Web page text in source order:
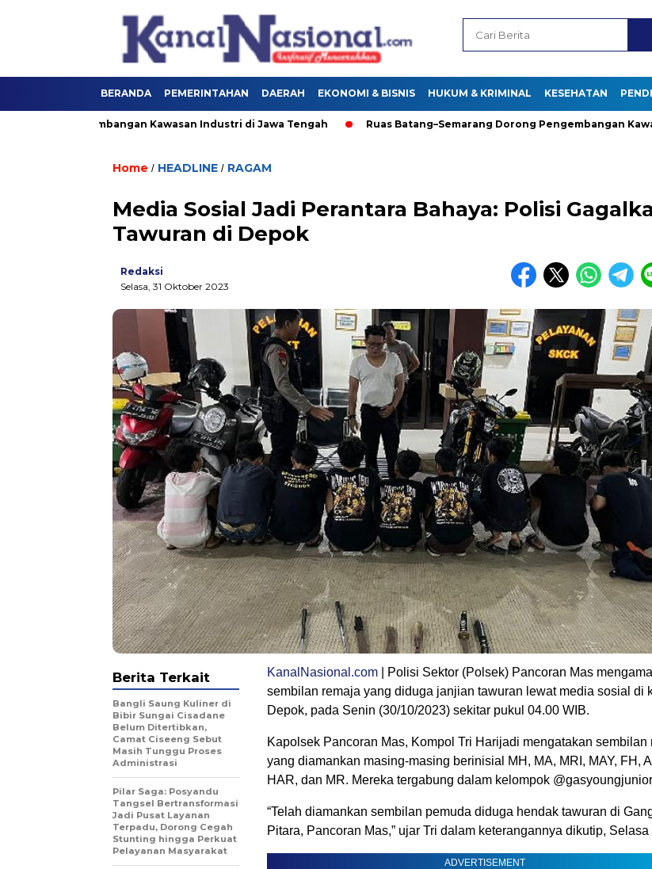
BERANDA PEMERINTAHAN DAERAH EKONOMI & BISNIS HUKUM & KRIMINAL KESEHATAN
Pengembangan Kawasan Industri di Jawa Tengah Ruas Batang–Semarang Dorong Pengembangan
Home / HEADLINE / RAGAM
Media Sosial Jadi Perantara Bahaya: Polisi
Tawuran di Depok
Redaksi
Selasa, 31 Oktober 2023
KanalNasional.com | Polisi Sektor (Polsek) Pancoran Mas
sembilan remaja yang diduga janjian tawuran lewat media sosial di
Depok, pada Senin (30/10/2023) sekitar pukul 04.00 WIB.
Kapolsek Pancoran Mas, Kompol Tri Harijadi mengatakan sembilan
yang diamankan masing-masing berinisial MH, MA, MRI, MAY, FH,
HAR, dan MR. Mereka tergabung dalam kelompok @gasyoungjunior
“Telah diamankan sembilan pemuda diduga hendak tawuran di
Pitara, Pancoran Mas,” ujar Tri dalam keterangannya dikutip, Selasa
ADVERTISEMENT
Berita Terkait
Bangli Saung Kuliner di
Bibir Sungai Cisadane
Belum Ditertibkan,
Camat Ciseeng Sebut
Masih Tunggu Proses
Administrasi
Pilar Saga: Posyandu
Tangsel Bertransformasi
Jadi Pusat Layanan
Terpadu, Dorong Cegah
Stunting hingga Perkuat
Pelayanan Masyarakat